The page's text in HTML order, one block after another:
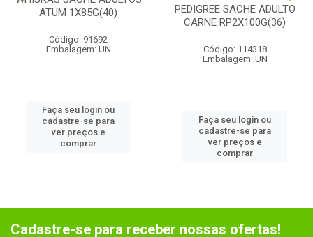
ATUM 1X85G(40)
Código: 91692
Embalagem: UN
Faça seu login ou
cadastre-se para
ver preços e
comprar
PEDIGREE SACHE ADULTO
CARNE RP2X100G(36)
Código: 114318
Embalagem: UN
Faça seu login ou
cadastre-se para
ver preços e
comprar
Cadastre-se para receber nossas ofertas!